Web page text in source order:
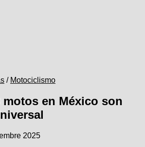
/ Motociclismo
motos en México son
2025